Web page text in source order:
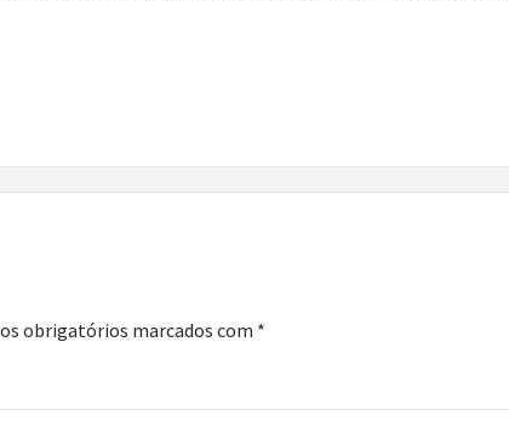
obrigatórios marcados com *